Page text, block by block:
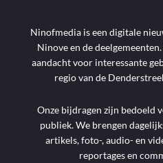
Ninofmedia is een digitale
Ninove en de
aandacht voor interessante
regio van de
Onze bijdragen zijn bedoeld
publiek. We brengen
artikels, foto-, audio- en
reportages en